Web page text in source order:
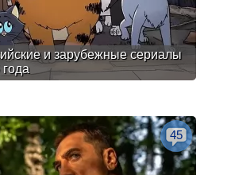
и зарубежные сериалы
года
45